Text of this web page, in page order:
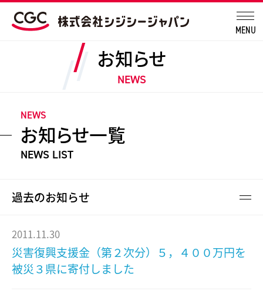
MENU
お知らせ
NEWS
NEWS
お知らせ一覧
NEWS LIST
過去のお知らせ
2011.11.30
災害復興支援金（第２次分）５，４００万円を
被災３県に寄付しました